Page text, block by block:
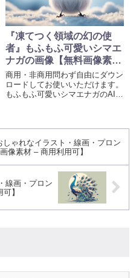
も掲載しています。
『凍てつく領域の幻の使
者』もふもふ可愛いシマエ
ナガの画像【無料画像素材
– 商用利用可】
商用・非商用問わず自由にダウン
ロードしてお使いいただけます。
もふもふ可愛いシマエナガのAI生
さい。画像生成時のプロンプトも
掲載しています。
しゃれなイラスト・線画・プロン
像素材 – 商用利用可】
線画・プロン
】